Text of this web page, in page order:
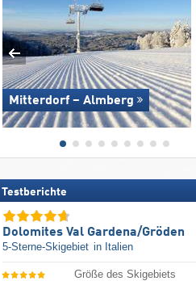
Mitterdorf – Almberg
Testberichte
Dolomites Val Gardena/​Gröden
5-Sterne-Skigebiet in Italien
Größe des Skigebiets